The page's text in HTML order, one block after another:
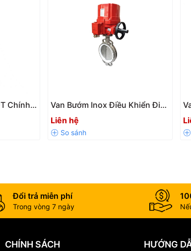
và vuông góc với thân Van. Dòng chảy dung môi
thể được mở từng bước để điều tiết lưu lượng dòng
ưa chuộng vì chúng có giá thành rẻ hơn các thiết kế
mòn như: axit – bazo – muối, sử dụng trong các nhà
Chính
Giá
Van Bướm Inox Điều Khiển Điện
| DN25 – DN300 | Đóng Mở Tự
Động Chính Xác
Liên hệ
Đổi trả miễn phí
Trong vòng 7 ngày
CHÍNH SÁCH HƯỚNG